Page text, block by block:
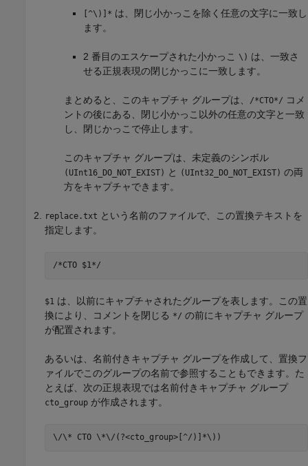
[^\)]* は、閉じ小かっこを除く任意の文字に一致し
ます。
2 番目のエスケープされた小かっこ \) は、一致さ
せる正規表現の閉じかっこに一致します。
まとめると、このキャプチャ グループは、 /*CTO*/ コメ
ントの後にある、閉じ小かっこ以外の任意の文字と一致
し、閉じかっこで停止します。
このキャプチャ グループは、未定義のシンボル
(UInt16_DO_NOT_EXIST) と (UInt32_DO_NOT_EXIST) の両
方をキャプチャできます。
replace.txt という名前のファイルで、この置換テキストを
指定します。
/*CTO $1*/
$1 は、以前にキャプチャされたグループを表します。この置
換により、コメントを閉じる */ の前にキャプチャ グループ
が配置されます。
あるいは、名前付きキャプチャ グループを作成して、置換フ
ァイルでこのグループの名前で参照することもできます。た
とえば、次の正規表現では名前付きキャプチャ グループ
cto_group が作成されます。
\/\* CTO \*\/(?<cto_group>[^/)]*\))